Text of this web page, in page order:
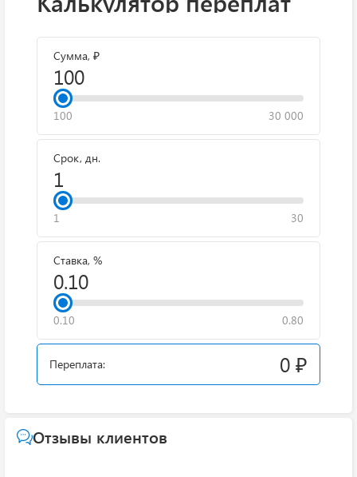
Сумма, ₽
100 30 000
Срок, дн.
1 30
Ставка, %
0.10 0.80
Переплата: 0 ₽
Отзывы клиентов